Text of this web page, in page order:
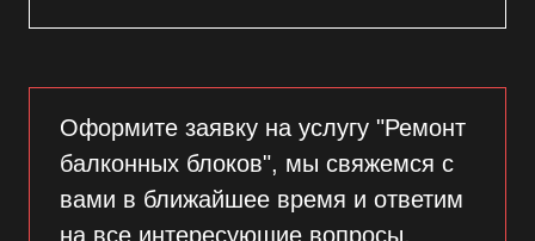
Оформите заявку на услугу "Ремонт
балконных блоков", мы свяжемся с
вами в ближайшее время и ответим
на все интересующие вопросы.